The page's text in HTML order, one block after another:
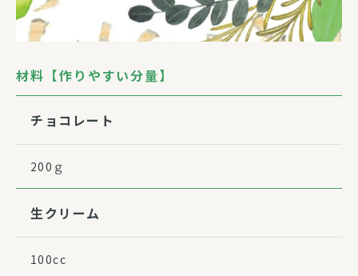
材料【作りやすい分量】
チョコレート
200ｇ
生クリーム
100cc